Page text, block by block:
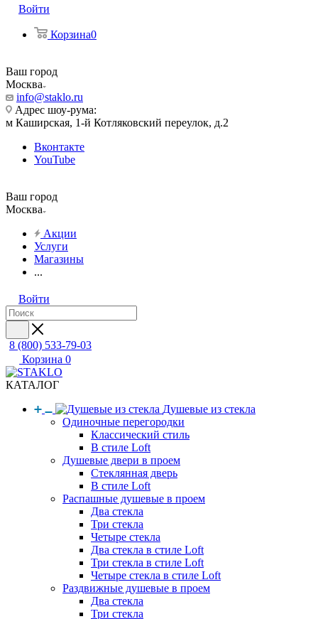
Войти
Корзина0
Ваш город
Москва
info@staklo.ru
Адрес шоу-рума:
м Каширская, 1-й Котляковский переулок, д.2
Вконтакте
YouTube
Ваш город
Москва
Акции
Услуги
Магазины
...
Войти
8 (800) 533-79-03
Корзина 0
КАТАЛОГ
Душевые из стекла
Одиночные перегородки
Классический стиль
В стиле Loft
Душевые двери в проем
Стеклянная дверь
В стиле Loft
Распашные душевые в проем
Два стекла
Три стекла
Четыре стекла
Два стекла в стиле Loft
Три стекла в стиле Loft
Четыре стекла в стиле Loft
Раздвижные душевые в проем
Два стекла
Три стекла